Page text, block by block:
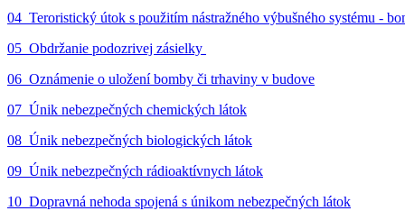
04_Teroristický útok s použitím nástražného výbušného systému -
05_Obdržanie podozrivej zásielky
06_Oznámenie o uložení bomby či trhaviny v budove
07_Únik nebezpečných chemických látok
08_Únik nebezpečných biologických látok
09_Únik nebezpečných rádioaktívnych látok
10_Dopravná nehoda spojená s únikom nebezpečných látok